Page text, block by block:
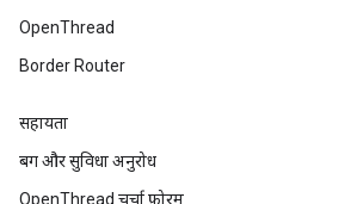
OpenThread
Border Router
सहायता
बग और सुविधा अनुरोध
OpenThread चर्चा फ़ोरम